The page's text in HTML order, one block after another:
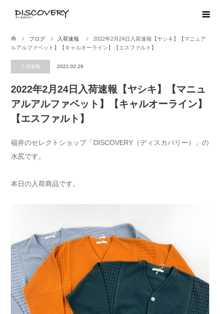
ブログ 入荷速報
2022年2月24日入荷速報【ヤシキ】【マニュア
ルアルファベット】【キャルオーライン】【エスファルト】
入荷速報 2022.02.26
2022年2月24日入荷速報【ヤシキ】【マニュ
アルアルファベット】【キャルオーライン】
【エスファルト】
福井のセレクトショップ「DISCOVERY（ディスカバリー）」の
水尻です。
本日の入荷商品です。